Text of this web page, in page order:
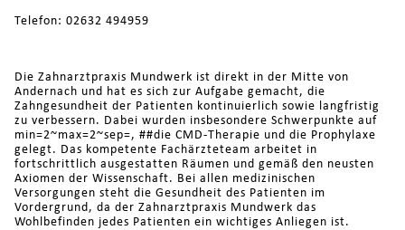
Telefon: 02632 494959
Die Zahnarztpraxis Mundwerk ist direkt in der Mitte von
Andernach und hat es sich zur Aufgabe gemacht, die
Zahngesundheit der Patienten kontinuierlich sowie langfristig
zu verbessern. Dabei wurden insbesondere Schwerpunkte auf
min=2~max=2~sep=, ##die CMD-Therapie und die Prophylaxe
gelegt. Das kompetente Fachärzteteam arbeitet in
fortschrittlich ausgestatten Räumen und gemäß den neusten
Axiomen der Wissenschaft. Bei allen medizinischen
Versorgungen steht die Gesundheit des Patienten im
Vordergrund, da der Zahnarztpraxis Mundwerk das
Wohlbefinden jedes Patienten ein wichtiges Anliegen ist.